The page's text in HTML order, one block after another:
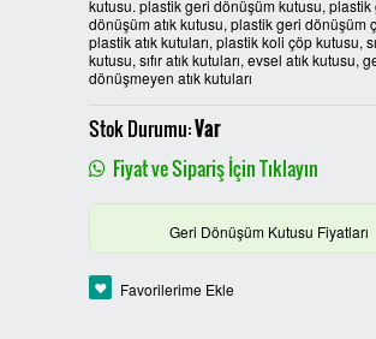
PLASTİK SIFIR ATIK
BOYALI SIFIR ATIK
ÖZEL ÜRETİM SIFIR ATIK
KUTULARI
PROCYCLE SIFIR ATIK
kutusu. plastik geri dönüşüm kutusu, plastik
dönüşüm atık kutusu, plastik geri dönüşüm
plastik atık kutuları, plastik koli çöp kutusu,
kutusu, sıfır atık kutuları, evsel atık kutusu,
dönüşmeyen atık kutuları
Stok Durumu:Var
Fiyat ve Sipariş İçin Tıklayın
Geri Dönüşüm Kutusu Fiyatları
Favorilerime Ekle